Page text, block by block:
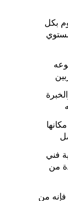
بكل
فني
من
من